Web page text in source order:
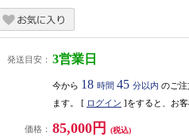
発送目安： 3営業日
今から 18 時間 45 分以内 のご
ます。 [ ログイン ]をすると、お
価格： 85,000円 (税込)